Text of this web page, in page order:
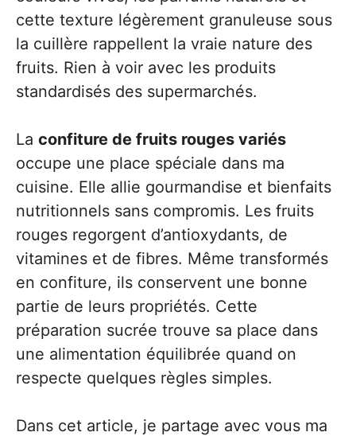
cette texture légèrement granuleuse sous
la cuillère rappellent la vraie nature des
fruits. Rien à voir avec les produits
standardisés des supermarchés.
La confiture de fruits rouges variés
occupe une place spéciale dans ma
cuisine. Elle allie gourmandise et bienfaits
nutritionnels sans compromis. Les fruits
rouges regorgent d’antioxydants, de
vitamines et de fibres. Même transformés
en confiture, ils conservent une bonne
partie de leurs propriétés. Cette
préparation sucrée trouve sa place dans
une alimentation équilibrée quand on
respecte quelques règles simples.
Dans cet article, je partage avec vous ma